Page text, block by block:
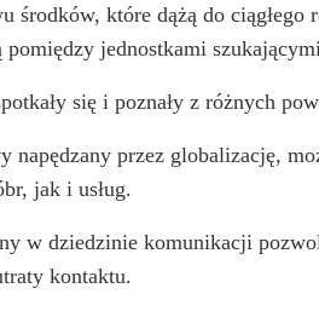
które dążą do ciągłego
jednostkami
się i poznały z różnych
przez globalizację,
jak i usług.
w dziedzinie komunikacji
kontaktu.